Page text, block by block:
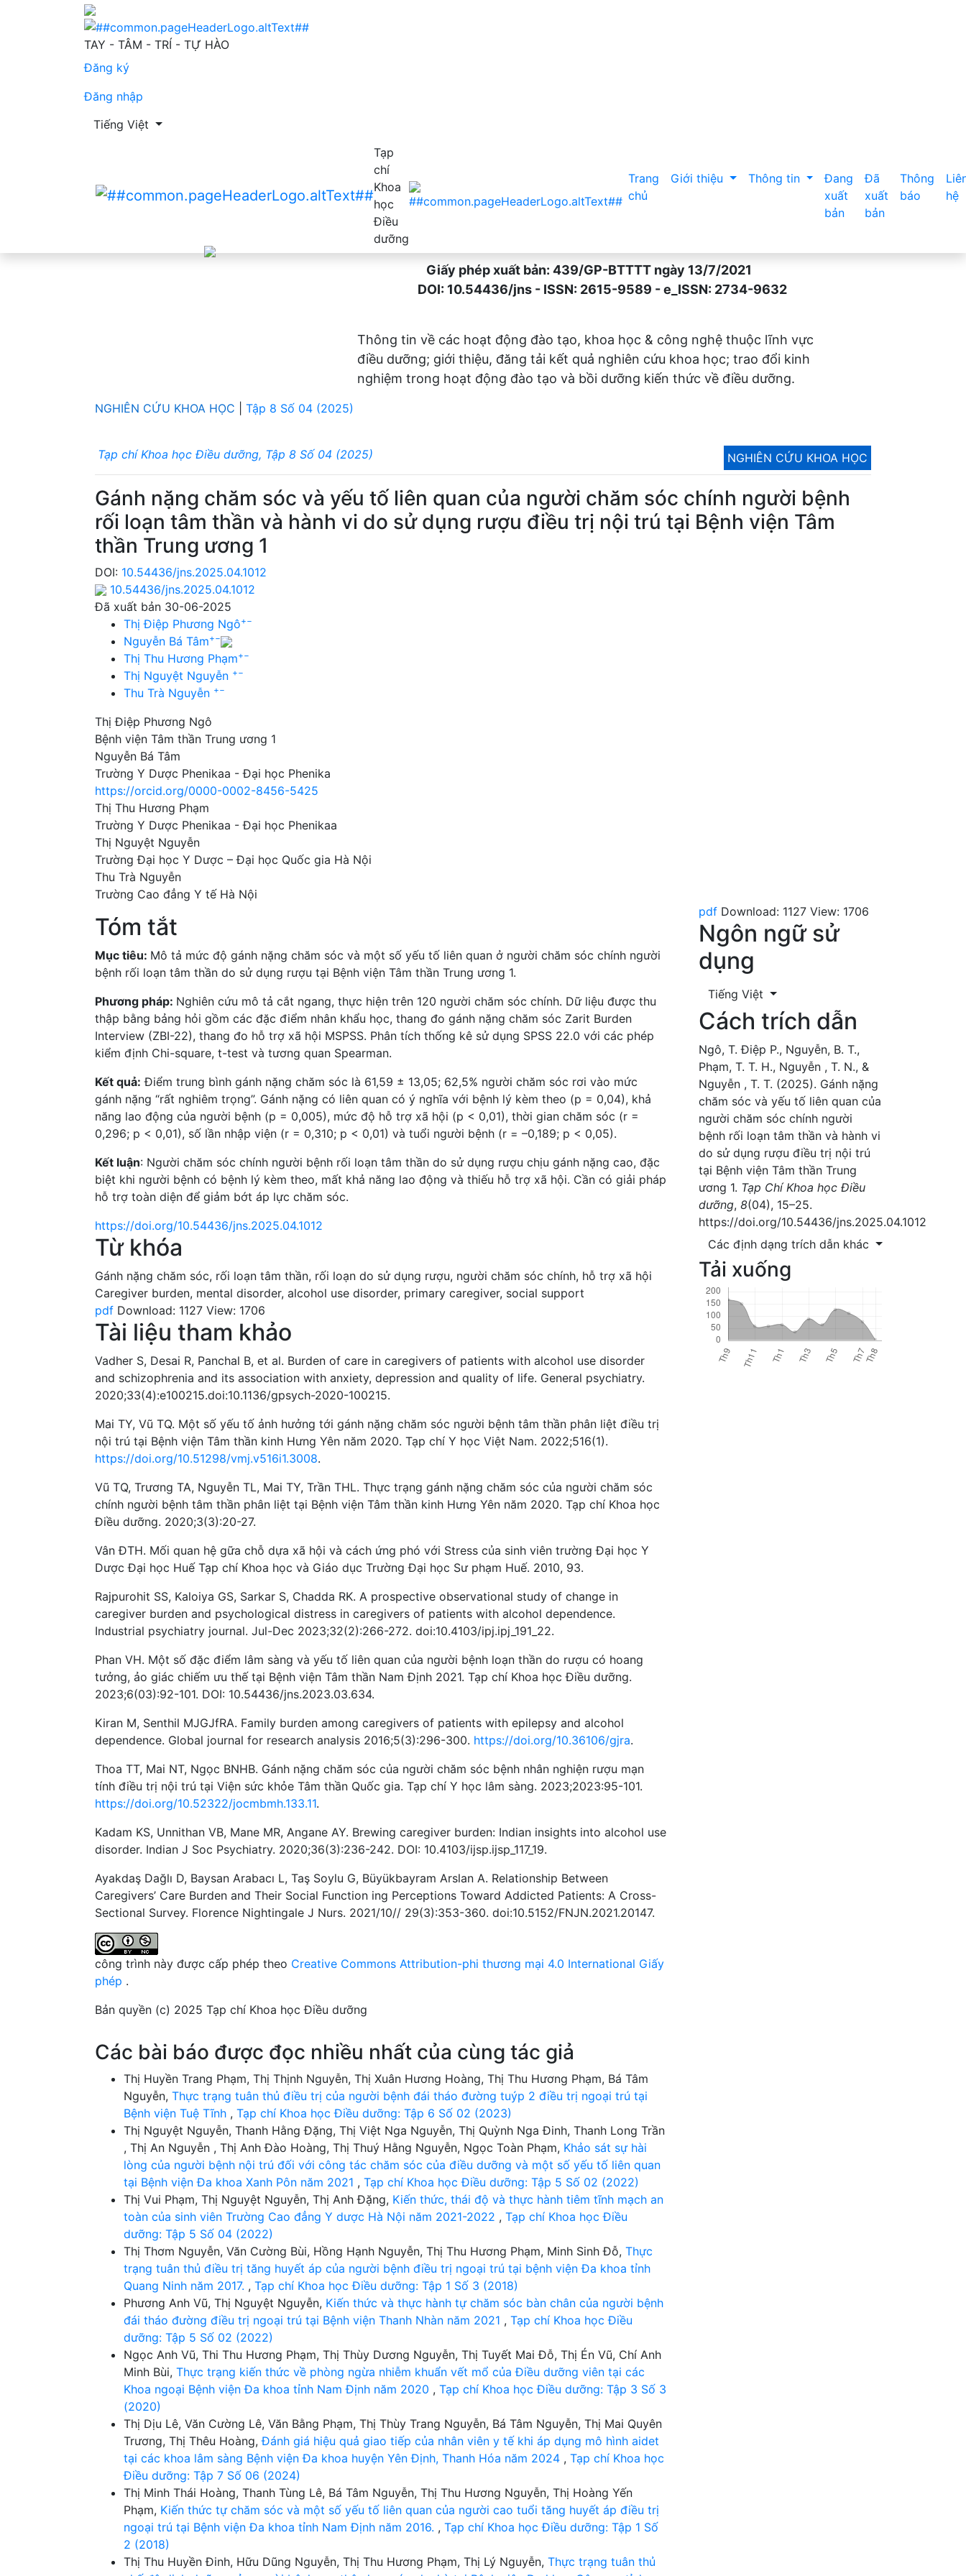
Gánh nặng chăm sóc và yếu tố liên quan của người chăm sóc chính người bệnh rối loạn tâm thần và hành vi do sử dụng rượu điều trị nội trú tại Bệnh viện Tâm
TAY - TÂM - TRÍ - TỰ HÀO
Đăng ký
Đăng nhập
Thay đổi ngôn ngữ. Ngôn ngữ hiện tại là:
Tiếng Việt
Tạp
chí
Khoa
học
Điều
dưỡng
Trang
chủ
Giới thiệu Thông tin
Đang
xuất
bản
Đã
xuất
bản
Thông
báo
hệ
Giấy phép xuất bản: 439/GP-BTTTT ngày 13/7/2021
DOI: 10.54436/jns - ISSN: 2615-9589 - e_ISSN: 2734-9632
Thông tin về các hoạt động đào tạo, khoa học & công nghệ thuộc lĩnh vực
điều dưỡng; giới thiệu, đăng tải kết quả nghiên cứu khoa học; trao đổi kinh
nghiệm trong hoạt động đào tạo và bồi dưỡng kiến thức về điều dưỡng.
NGHIÊN CỨU KHOA HỌC Tập 8 Số 04 (2025)
Tạp chí Khoa học Điều dưỡng, Tập 8 Số 04 (2025) NGHIÊN CỨU KHOA HỌC
Gánh nặng chăm sóc và yếu tố liên quan của người chăm sóc chính người bệnh
rối loạn tâm thần và hành vi do sử dụng rượu điều trị nội trú tại Bệnh viện Tâm
thần Trung ương 1
DOI: 10.54436/jns.2025.04.1012
10.54436/jns.2025.04.1012
Đã xuất bản 30-06-2025
Thị Điệp Phương Ngô+−
Nguyễn Bá Tâm+−
Thị Thu Hương Phạm+−
Thị Nguyệt Nguyễn +−
Thu Trà Nguyễn +−
Thị Điệp Phương Ngô
Bệnh viện Tâm thần Trung ương 1
Nguyễn Bá Tâm
Trường Y Dược Phenikaa - Đại học Phenika
https://orcid.org/0000-0002-8456-5425
Thị Thu Hương Phạm
Trường Y Dược Phenikaa - Đại học Phenikaa
Thị Nguyệt Nguyễn
Trường Đại học Y Dược – Đại học Quốc gia Hà Nội
Thu Trà Nguyễn
Trường Cao đẳng Y tế Hà Nội
pdf Download: 1127 View: 1706
Ngôn ngữ sử
dụng
Tiếng Việt
Cách trích dẫn
Ngô, T. Điệp P., Nguyễn, B. T.,
Phạm, T. T. H., Nguyễn , T. N., &
Nguyễn , T. T. (2025). Gánh nặng
chăm sóc và yếu tố liên quan của
người chăm sóc chính người
bệnh rối loạn tâm thần và hành vi
do sử dụng rượu điều trị nội trú
tại Bệnh viện Tâm thần Trung
ương 1. Tạp Chí Khoa học Điều
dưỡng, 8(04), 15–25.
https://doi.org/10.54436/jns.2025.04.1012
Các định dạng trích dẫn khác
Tải xuống
Tóm tắt
Mục tiêu: Mô tả mức độ gánh nặng chăm sóc và một số yếu tố liên quan ở người chăm sóc chính người
bệnh rối loạn tâm thần do sử dụng rượu tại Bệnh viện Tâm thần Trung ương 1.
Phương pháp: Nghiên cứu mô tả cắt ngang, thực hiện trên 120 người chăm sóc chính. Dữ liệu được thu
thập bằng bảng hỏi gồm các đặc điểm nhân khẩu học, thang đo gánh nặng chăm sóc Zarit Burden
Interview (ZBI-22), thang đo hỗ trợ xã hội MSPSS. Phân tích thống kê sử dụng SPSS 22.0 với các phép
kiểm định Chi-square, t-test và tương quan Spearman.
Kết quả: Điểm trung bình gánh nặng chăm sóc là 61,59 ± 13,05; 62,5% người chăm sóc rơi vào mức
gánh nặng “rất nghiêm trọng”. Gánh nặng có liên quan có ý nghĩa với bệnh lý kèm theo (p = 0,04), khả
năng lao động của người bệnh (p = 0,005), mức độ hỗ trợ xã hội (p < 0,01), thời gian chăm sóc (r =
0,296; p < 0,01), số lần nhập viện (r = 0,310; p < 0,01) và tuổi người bệnh (r = –0,189; p < 0,05).
Kết luận: Người chăm sóc chính người bệnh rối loạn tâm thần do sử dụng rượu chịu gánh nặng cao, đặc
biệt khi người bệnh có bệnh lý kèm theo, mất khả năng lao động và thiếu hỗ trợ xã hội. Cần có giải pháp
hỗ trợ toàn diện để giảm bớt áp lực chăm sóc.
https://doi.org/10.54436/jns.2025.04.1012
Từ khóa
Gánh nặng chăm sóc, rối loạn tâm thần, rối loạn do sử dụng rượu, người chăm sóc chính, hỗ trợ xã hội
Caregiver burden, mental disorder, alcohol use disorder, primary caregiver, social support
pdf Download: 1127 View: 1706
Tài liệu tham khảo
Vadher S, Desai R, Panchal B, et al. Burden of care in caregivers of patients with alcohol use disorder
and schizophrenia and its association with anxiety, depression and quality of life. General psychiatry.
2020;33(4):e100215.doi:10.1136/gpsych-2020-100215.
Mai TY, Vũ TQ. Một số yếu tố ảnh hưởng tới gánh nặng chăm sóc người bệnh tâm thần phân liệt điều trị
nội trú tại Bệnh viện Tâm thần kinh Hưng Yên năm 2020. Tạp chí Y học Việt Nam. 2022;516(1).
https://doi.org/10.51298/vmj.v516i1.3008.
Vũ TQ, Trương TA, Nguyễn TL, Mai TY, Trần THL. Thực trạng gánh nặng chăm sóc của người chăm sóc
chính người bệnh tâm thần phân liệt tại Bệnh viện Tâm thần kinh Hưng Yên năm 2020. Tạp chí Khoa học
Điều dưỡng. 2020;3(3):20-27.
Vân ĐTH. Mối quan hệ gữa chỗ dựa xã hội và cách ứng phó với Stress của sinh viên trường Đại học Y
Dược Đại học Huế Tạp chí Khoa học và Giáo dục Trường Đại học Sư phạm Huế. 2010, 93.
Rajpurohit SS, Kaloiya GS, Sarkar S, Chadda RK. A prospective observational study of change in
caregiver burden and psychological distress in caregivers of patients with alcohol dependence.
Industrial psychiatry journal. Jul-Dec 2023;32(2):266-272. doi:10.4103/ipj.ipj_191_22.
Phan VH. Một số đặc điểm lâm sàng và yếu tố liên quan của người bệnh loạn thần do rượu có hoang
tưởng, ảo giác chiếm ưu thế tại Bệnh viện Tâm thần Nam Định 2021. Tạp chí Khoa học Điều dưỡng.
2023;6(03):92-101. DOI: 10.54436/jns.2023.03.634.
Kiran M, Senthil MJGJfRA. Family burden among caregivers of patients with epilepsy and alcohol
dependence. Global journal for research analysis 2016;5(3):296-300. https://doi.org/10.36106/gjra.
Thoa TT, Mai NT, Ngọc BNHB. Gánh nặng chăm sóc của người chăm sóc bệnh nhân nghiện rượu mạn
tính điều trị nội trú tại Viện sức khỏe Tâm thần Quốc gia. Tạp chí Y học lâm sàng. 2023;2023:95-101.
https://doi.org/10.52322/jocmbmh.133.11.
Kadam KS, Unnithan VB, Mane MR, Angane AY. Brewing caregiver burden: Indian insights into alcohol use
disorder. Indian J Soc Psychiatry. 2020;36(3):236-242. DOI: 10.4103/ijsp.ijsp_117_19.
Ayakdaş Dağlı D, Baysan Arabacı L, Taş Soylu G, Büyükbayram Arslan A. Relationship Between
Caregivers’ Care Burden and Their Social Function ing Perceptions Toward Addicted Patients: A Cross-
Sectional Survey. Florence Nightingale J Nurs. 2021/10// 29(3):353-360. doi:10.5152/FNJN.2021.20147.
công trình này được cấp phép theo Creative Commons Attribution-phi thương mại 4.0 International Giấy
phép .
Bản quyền (c) 2025 Tạp chí Khoa học Điều dưỡng
Các bài báo được đọc nhiều nhất của cùng tác giả
Thị Huyền Trang Phạm, Thị Thịnh Nguyễn, Thị Xuân Hương Hoàng, Thị Thu Hương Phạm, Bá Tâm
Nguyễn, Thực trạng tuân thủ điều trị của người bệnh đái tháo đường tuýp 2 điều trị ngoại trú tại
Bệnh viện Tuệ Tĩnh , Tạp chí Khoa học Điều dưỡng: Tập 6 Số 02 (2023)
Thị Nguyệt Nguyễn, Thanh Hằng Đặng, Thị Việt Nga Nguyễn, Thị Quỳnh Nga Đinh, Thanh Long Trần
, Thị An Nguyễn , Thị Anh Đào Hoàng, Thị Thuý Hằng Nguyễn, Ngọc Toàn Phạm, Khảo sát sự hài
lòng của người bệnh nội trú đối với công tác chăm sóc của điều dưỡng và một số yếu tố liên quan
tại Bệnh viện Đa khoa Xanh Pôn năm 2021 , Tạp chí Khoa học Điều dưỡng: Tập 5 Số 02 (2022)
Thị Vui Phạm, Thị Nguyệt Nguyễn, Thị Anh Đặng, Kiến thức, thái độ và thực hành tiêm tĩnh mạch an
toàn của sinh viên Trường Cao đẳng Y dược Hà Nội năm 2021-2022 , Tạp chí Khoa học Điều
dưỡng: Tập 5 Số 04 (2022)
Thị Thơm Nguyễn, Văn Cường Bùi, Hồng Hạnh Nguyễn, Thị Thu Hương Phạm, Minh Sinh Đỗ, Thực
trạng tuân thủ điều trị tăng huyết áp của người bệnh điều trị ngoại trú tại bệnh viện Đa khoa tỉnh
Quang Ninh năm 2017. , Tạp chí Khoa học Điều dưỡng: Tập 1 Số 3 (2018)
Phương Anh Vũ, Thị Nguyệt Nguyễn, Kiến thức và thực hành tự chăm sóc bàn chân của người bệnh
đái tháo đường điều trị ngoại trú tại Bệnh viện Thanh Nhàn năm 2021 , Tạp chí Khoa học Điều
dưỡng: Tập 5 Số 02 (2022)
Ngọc Anh Vũ, Thi Thu Hương Phạm, Thị Thùy Dương Nguyễn, Thị Tuyết Mai Đỗ, Thị Én Vũ, Chí Anh
Minh Bùi, Thực trạng kiến thức về phòng ngừa nhiễm khuẩn vết mổ của Điều dưỡng viên tại các
Khoa ngoại Bệnh viện Đa khoa tỉnh Nam Định năm 2020 , Tạp chí Khoa học Điều dưỡng: Tập 3 Số 3
(2020)
Thị Dịu Lê, Văn Cường Lê, Văn Bằng Phạm, Thị Thùy Trang Nguyễn, Bá Tâm Nguyễn, Thị Mai Quyên
Trương, Thị Thêu Hoàng,Đánh giá hiệu quả giao tiếp của nhân viên y tế khi áp dụng mô hình aidet
tại các khoa lâm sàng Bệnh viện Đa khoa huyện Yên Định, Thanh Hóa năm 2024 , Tạp chí Khoa học
Điều dưỡng: Tập 7 Số 06 (2024)
Thị Minh Thái Hoàng, Thanh Tùng Lê, Bá Tâm Nguyễn, Thị Thu Hương Nguyễn, Thị Hoàng Yến
Phạm, Kiến thức tự chăm sóc và một số yếu tố liên quan của người cao tuổi tăng huyết áp điều trị
ngoại trú tại Bệnh viện Đa khoa tỉnh Nam Định năm 2016. , Tạp chí Khoa học Điều dưỡng: Tập 1 Số
2 (2018)
Thị Thu Huyền Đinh, Hữu Dũng Nguyễn, Thị Thu Hương Phạm, Thị Lý Nguyễn, Thực trạng tuân thủ